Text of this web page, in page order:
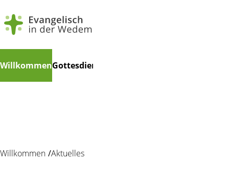
überspringen
WillkommenGottesdienste
Willkommen Aktuelles